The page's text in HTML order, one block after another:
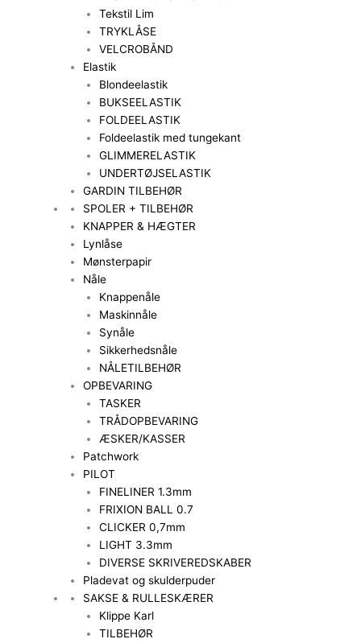
Tekstil Lim
TRYKLÅSE
VELCROBÅND
Elastik
Blondeelastik
BUKSEELASTIK
FOLDEELASTIK
Foldeelastik med tungekant
GLIMMERELASTIK
UNDERTØJSELASTIK
GARDIN TILBEHØR
SPOLER + TILBEHØR
KNAPPER & HÆGTER
Lynlåse
Mønsterpapir
Nåle
Knappenåle
Maskinnåle
Synåle
Sikkerhedsnåle
NÅLETILBEHØR
OPBEVARING
TASKER
TRÅDOPBEVARING
ÆSKER/KASSER
Patchwork
PILOT
FINELINER 1.3mm
FRIXION BALL 0.7
CLICKER 0,7mm
LIGHT 3.3mm
DIVERSE SKRIVEREDSKABER
Pladevat og skulderpuder
SAKSE & RULLESKÆRER
Klippe Karl
TILBEHØR